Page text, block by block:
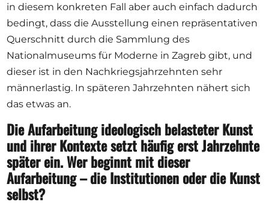
in diesem konkreten Fall aber auch einfach dadurch
bedingt, dass die Ausstellung einen repräsentativen
Querschnitt durch die Sammlung des
Nationalmuseums für Moderne in Zagreb gibt, und
dieser ist in den Nachkriegsjahrzehnten sehr
männerlastig. In späteren Jahrzehnten nähert sich
das etwas an.
Die Aufarbeitung ideologisch belasteter Kunst
und ihrer Kontexte setzt häufig erst Jahrzehnte
später ein. Wer beginnt mit dieser
Aufarbeitung – die Institutionen oder die Kunst
selbst?